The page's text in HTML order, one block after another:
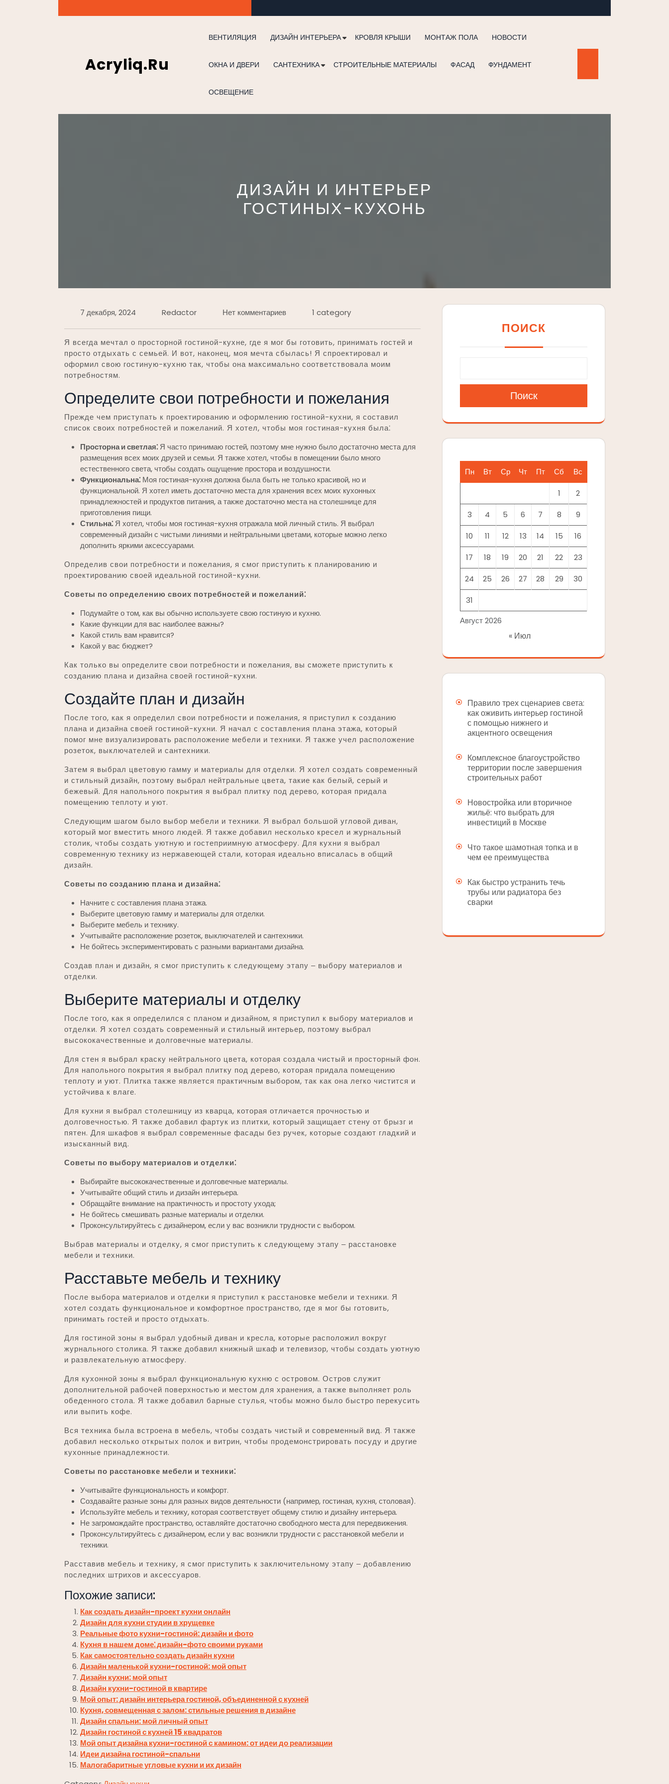
к
Acryliq.ru
ВЕНТИЛЯЦИЯ ДИЗАЙН ИНТЕРЬЕРА КРОВЛЯ КРЫШИ МОНТАЖ ПОЛА НОВОСТИ
ОКНА И ДВЕРИ САНТЕХНИКА СТРОИТЕЛЬНЫЕ МАТЕРИАЛЫ ФАСАД ФУНДАМЕНТ
ОСВЕЩЕНИЕ
ДИЗАЙН И ИНТЕРЬЕР
ГОСТИНЫХ-КУХОНЬ
7 декабря, 2024 Redactor Нет комментариев 1 category
Я всегда мечтал о просторной гостиной-кухне, где я мог бы готовить, принимать гостей и
просто отдыхать с семьей. И вот, наконец, моя мечта сбылась! Я спроектировал и
оформил свою гостиную-кухню так, чтобы она максимально соответствовала моим
потребностям.
Определите свои потребности и пожелания
Прежде чем приступать к проектированию и оформлению гостиной-кухни, я составил
список своих потребностей и пожеланий. Я хотел, чтобы моя гостиная-кухня была⁚
Просторна и светлая⁚ Я часто принимаю гостей, поэтому мне нужно было достаточно места для
размещения всех моих друзей и семьи. Я также хотел, чтобы в помещении было много
естественного света, чтобы создать ощущение простора и воздушности.
Функциональна⁚ Моя гостиная-кухня должна была быть не только красивой, но и
функциональной. Я хотел иметь достаточно места для хранения всех моих кухонных
принадлежностей и продуктов питания, а также достаточно места на столешнице для
приготовления пищи.
Стильна⁚ Я хотел, чтобы моя гостиная-кухня отражала мой личный стиль. Я выбрал
современный дизайн с чистыми линиями и нейтральными цветами, которые можно легко
дополнить яркими аксессуарами.
Определив свои потребности и пожелания, я смог приступить к планированию и
проектированию своей идеальной гостиной-кухни.
Советы по определению своих потребностей и пожеланий⁚
Подумайте о том, как вы обычно используете свою гостиную и кухню.
Какие функции для вас наиболее важны?
Какой стиль вам нравится?
Какой у вас бюджет?
Как только вы определите свои потребности и пожелания, вы сможете приступить к
созданию плана и дизайна своей гостиной-кухни.
Создайте план и дизайн
После того, как я определил свои потребности и пожелания, я приступил к созданию
плана и дизайна своей гостиной-кухни. Я начал с составления плана этажа, который
помог мне визуализировать расположение мебели и техники. Я также учел расположение
розеток, выключателей и сантехники.
Затем я выбрал цветовую гамму и материалы для отделки. Я хотел создать современный
и стильный дизайн, поэтому выбрал нейтральные цвета, такие как белый, серый и
бежевый. Для напольного покрытия я выбрал плитку под дерево, которая придала
помещению теплоту и уют.
Следующим шагом было выбор мебели и техники. Я выбрал большой угловой диван,
который мог вместить много людей. Я также добавил несколько кресел и журнальный
столик, чтобы создать уютную и гостеприимную атмосферу. Для кухни я выбрал
современную технику из нержавеющей стали, которая идеально вписалась в общий
дизайн.
Советы по созданию плана и дизайна⁚
Начните с составления плана этажа.
Выберите цветовую гамму и материалы для отделки.
Выберите мебель и технику.
Учитывайте расположение розеток, выключателей и сантехники.
Не бойтесь экспериментировать с разными вариантами дизайна.
Создав план и дизайн, я смог приступить к следующему этапу ‒ выбору материалов и
отделки.
Выберите материалы и отделку
После того, как я определился с планом и дизайном, я приступил к выбору материалов и
отделки. Я хотел создать современный и стильный интерьер, поэтому выбрал
высококачественные и долговечные материалы.
Для стен я выбрал краску нейтрального цвета, которая создала чистый и просторный фон.
Для напольного покрытия я выбрал плитку под дерево, которая придала помещению
теплоту и уют. Плитка также является практичным выбором, так как она легко чистится и
устойчива к влаге.
Для кухни я выбрал столешницу из кварца, которая отличается прочностью и
долговечностью. Я также добавил фартук из плитки, который защищает стену от брызг и
пятен. Для шкафов я выбрал современные фасады без ручек, которые создают гладкий и
изысканный вид.
Советы по выбору материалов и отделки⁚
Выбирайте высококачественные и долговечные материалы.
Учитывайте общий стиль и дизайн интерьера.
Обращайте внимание на практичность и простоту ухода;
Не бойтесь смешивать разные материалы и отделки.
Проконсультируйтесь с дизайнером, если у вас возникли трудности с выбором.
Выбрав материалы и отделку, я смог приступить к следующему этапу ‒ расстановке
мебели и техники.
Расставьте мебель и технику
После выбора материалов и отделки я приступил к расстановке мебели и техники. Я
хотел создать функциональное и комфортное пространство, где я мог бы готовить,
принимать гостей и просто отдыхать.
Для гостиной зоны я выбрал удобный диван и кресла, которые расположил вокруг
журнального столика. Я также добавил книжный шкаф и телевизор, чтобы создать уютную
и развлекательную атмосферу.
Для кухонной зоны я выбрал функциональную кухню с островом. Остров служит
дополнительной рабочей поверхностью и местом для хранения, а также выполняет роль
обеденного стола. Я также добавил барные стулья, чтобы можно было быстро перекусить
или выпить кофе.
Вся техника была встроена в мебель, чтобы создать чистый и современный вид. Я также
добавил несколько открытых полок и витрин, чтобы продемонстрировать посуду и другие
кухонные принадлежности.
Советы по расстановке мебели и техники⁚
Учитывайте функциональность и комфорт.
Создавайте разные зоны для разных видов деятельности (например, гостиная, кухня, столовая).
Используйте мебель и технику, которая соответствует общему стилю и дизайну интерьера.
Не загромождайте пространство, оставляйте достаточно свободного места для передвижения.
Проконсультируйтесь с дизайнером, если у вас возникли трудности с расстановкой мебели и
техники.
Расставив мебель и технику, я смог приступить к заключительному этапу ‒ добавлению
последних штрихов и аксессуаров.
Похожие записи:
Как создать дизайн-проект кухни онлайн
Дизайн для кухни студии в хрущевке
Реальные фото кухни-гостиной: дизайн и фото
Кухня в нашем доме⁚ дизайн-фото своими руками
Как самостоятельно создать дизайн кухни
Дизайн маленькой кухни-гостиной: мой опыт
Дизайн кухни: мой опыт
Дизайн кухни-гостиной в квартире
Мой опыт: дизайн интерьера гостиной, объединенной с кухней
Кухня, совмещенная с залом: стильные решения в дизайне
Дизайн спальни: мой личный опыт
Дизайн гостиной с кухней 15 квадратов
Мой опыт дизайна кухни-гостиной с камином: от идеи до реализации
Идеи дизайна гостиной-спальни
Малогабаритные угловые кухни и их дизайн
ПОИСК
Поиск
Август 2026
Пн Вт Ср Чт Пт Сб Вс
1 2
3 4 5 6 7 8 9
10 11 12 13 14 15 16
17 18 19 20 21 22 23
24 25 26 27 28 29 30
31
« Июл
Правило трех сценариев света:
как оживить интерьер гостиной
с помощью нижнего и
акцентного освещения
Комплексное благоустройство
территории после завершения
строительных работ
Новостройка или вторичное
жильё: что выбрать для
инвестиций в Москве
Что такое шамотная топка и в
чем ее преимущества
Как быстро устранить течь
трубы или радиатора без
сварки